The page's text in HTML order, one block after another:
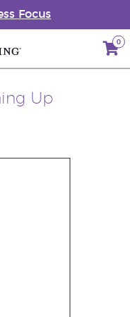
Focus
0
Up